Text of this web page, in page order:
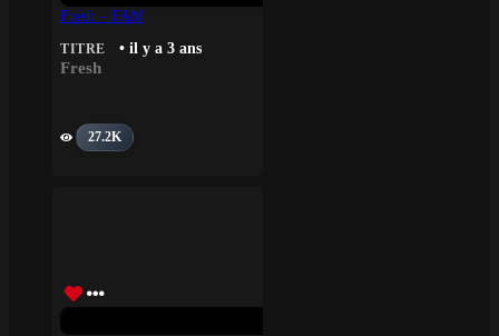
Fresh – FAM
TITRE • il y a 3 ans
Fresh
27.2K